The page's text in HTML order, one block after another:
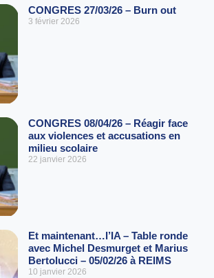
CONGRES 27/03/26 – Burn out
3 février 2026
CONGRES 08/04/26 – Réagir face
aux violences et accusations en
milieu scolaire
22 janvier 2026
Et maintenant…l’IA – Table ronde
avec Michel Desmurget et Marius
Bertolucci – 05/02/26 à REIMS
10 janvier 2026